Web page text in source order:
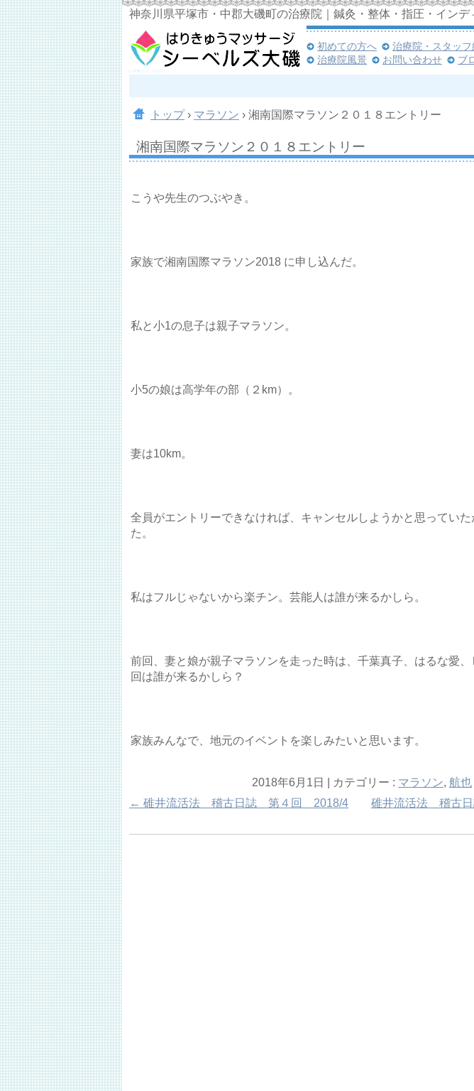
神奈川県平塚市・中郡大磯町の治療院｜鍼灸・整体・指圧・イン
初めての方へ 治療院・スタッフ
治療院風景
お問い合わせ ブ
トップ › マラソン › 湘南国際マラソン２０１８エントリー
湘南国際マラソン２０１８エントリー
こうや先生のつぶやき。
家族で湘南国際マラソン2018 に申し込んだ。
私と小1の息子は親子マラソン。
小5の娘は高学年の部（２km）。
妻は10km。
全員がエントリーできなければ、キャンセルしようかと思ってい
た。
私はフルじゃないから楽チン。芸能人は誰が来るかしら。
前回、妻と娘が親子マラソンを走った時は、千葉真子、はるな愛
回は誰が来るかしら？
家族みんなで、地元のイベントを楽しみたいと思います。
2018年6月1日 カテゴリー : マラソン, 航也
← 碓井流活法 稽古日誌 第４回 2018/4 碓井流活法 稽古